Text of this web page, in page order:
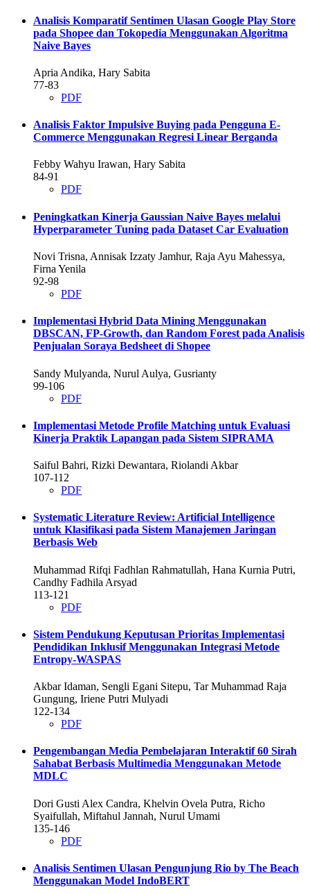
Analisis Komparatif Sentimen Ulasan Google Play Store
pada Shopee dan Tokopedia Menggunakan Algoritma
Naive Bayes
Apria Andika, Hary Sabita
77-83
PDF
Analisis Faktor Impulsive Buying pada Pengguna E-
Commerce Menggunakan Regresi Linear Berganda
Febby Wahyu Irawan, Hary Sabita
84-91
PDF
Peningkatkan Kinerja Gaussian Naive Bayes melalui
Hyperparameter Tuning pada Dataset Car Evaluation
Novi Trisna, Annisak Izzaty Jamhur, Raja Ayu Mahessya,
Firna Yenila
92-98
PDF
Implementasi Hybrid Data Mining Menggunakan
DBSCAN, FP-Growth, dan Random Forest pada Analisis
Penjualan Soraya Bedsheet di Shopee
Sandy Mulyanda, Nurul Aulya, Gusrianty
99-106
PDF
Implementasi Metode Profile Matching untuk Evaluasi
Kinerja Praktik Lapangan pada Sistem SIPRAMA
Saiful Bahri, Rizki Dewantara, Riolandi Akbar
107-112
PDF
Systematic Literature Review: Artificial Intelligence
untuk Klasifikasi pada Sistem Manajemen Jaringan
Berbasis Web
Muhammad Rifqi Fadhlan Rahmatullah, Hana Kurnia Putri,
Candhy Fadhila Arsyad
113-121
PDF
Sistem Pendukung Keputusan Prioritas Implementasi
Pendidikan Inklusif Menggunakan Integrasi Metode
Entropy-WASPAS
Akbar Idaman, Sengli Egani Sitepu, Tar Muhammad Raja
Gungung, Iriene Putri Mulyadi
122-134
PDF
Pengembangan Media Pembelajaran Interaktif 60 Sirah
Sahabat Berbasis Multimedia Menggunakan Metode
MDLC
Dori Gusti Alex Candra, Khelvin Ovela Putra, Richo
Syaifullah, Miftahul Jannah, Nurul Umami
135-146
PDF
Analisis Sentimen Ulasan Pengunjung Rio by The Beach
Menggunakan Model IndoBERT